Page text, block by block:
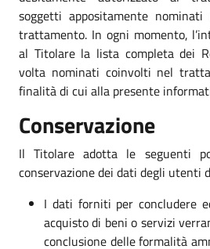
soggetti appositamente nominati
trattamento. In ogni momento,
al Titolare la lista completa dei
volta nominati coinvolti nel
finalità di cui alla presente
Conservazione
Il Titolare adotta le seguenti
conservazione dei dati degli utenti
I dati forniti per concludere
acquisto di beni o servizi
conclusione delle formalità